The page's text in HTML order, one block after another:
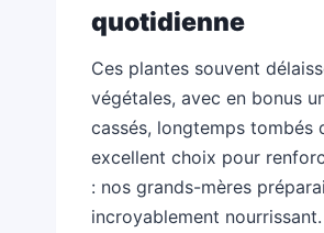
quotidienne
Ces plantes souvent
végétales, avec en bonus
cassés, longtemps tombés
excellent choix pour
: nos grands-mères
incroyablement nourrissant.